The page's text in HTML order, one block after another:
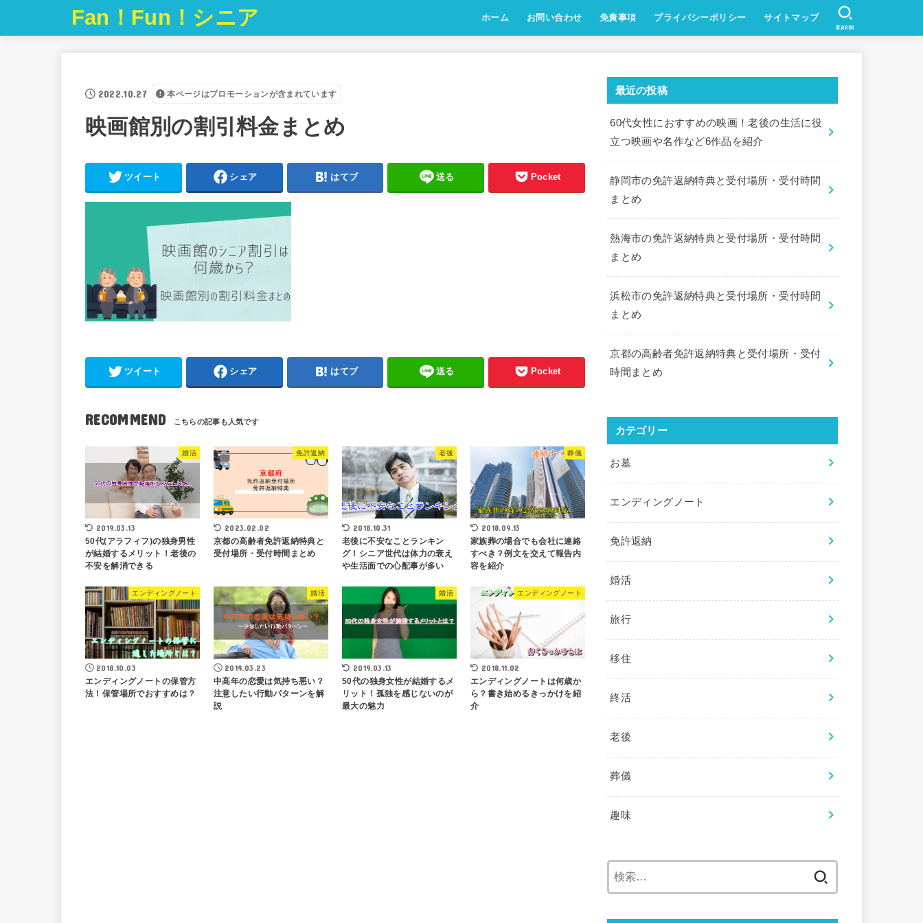
Fan！Fun！シニア ホーム お問い合わせ 免責事項 プライバシーポリシー サイトマップ
SEARCH
2022.10.27 本ページはプロモーションが含まれています
映画館別の割引料金まとめ
ツイート シェア はてブ 送る Pocket
ツイート シェア はてブ 送る Pocket
RECOMMEND
婚活
2019.03.13
50代(アラフィフ)の独身男性
が結婚するメリット！老後の
不安を解消できる
免許返納
2023.02.02
京都の高齢者免許返納特典と
受付場所・受付時間まとめ
老後
2018.10.31
老後に不安なことランキン
グ！シニア世代は体力の衰え
や生活面での心配事が多い
葬儀
2018.09.13
家族葬の場合でも会社に連絡
すべき？例文を交えて報告内
容を紹介
エンディングノート
2018.10.03
エンディングノートの保管方
法！保管場所でおすすめは？
婚活
2019.03.23
中高年の恋愛は気持ち悪い？
注意したい行動パターンを解
説
婚活
2019.03.13
50代の独身女性が結婚するメ
リット！孤独を感じないのが
最大の魅力
エンディングノート
2018.11.02
エンディングノートは何歳か
ら？書き始めるきっかけを紹
介
最近の投稿
60代女性におすすめの映画！老後の生活に役
立つ映画や名作など6作品を紹介
静岡市の免許返納特典と受付場所・受付時間
まとめ
熱海市の免許返納特典と受付場所・受付時間
まとめ
浜松市の免許返納特典と受付場所・受付時間
まとめ
京都の高齢者免許返納特典と受付場所・受付
時間まとめ
カテゴリー
お墓
エンディングノート
免許返納
婚活
旅行
移住
終活
老後
葬儀
趣味